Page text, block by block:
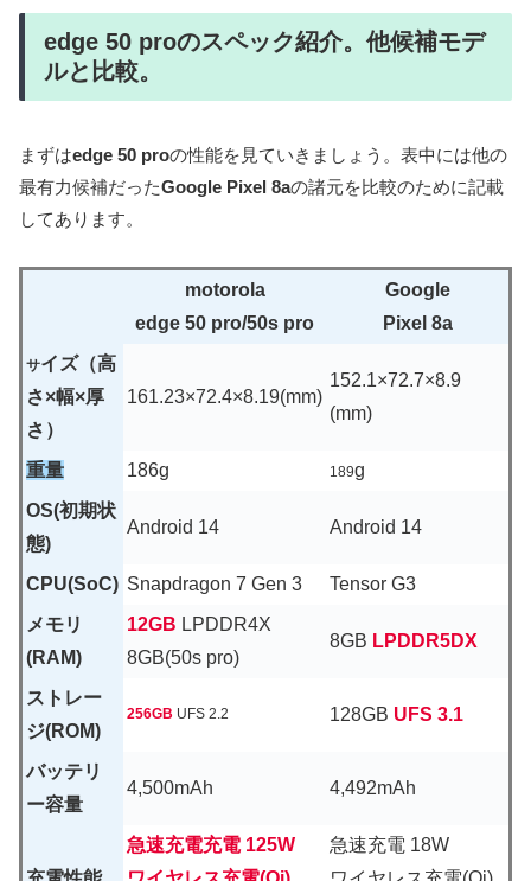
edge 50 proのスペック紹介。他候補モデ
ルと比較。
まずはedge 50 proの性能を見ていきましょう。表中には他の
最有力候補だったGoogle Pixel 8aの諸元を比較のために記載
してあります。
motorola
edge 50 pro/50s pro
Google
Pixel 8a
サイズ（高
さ×幅×厚
さ）
161.23×72.4×8.19(mm)
152.1×72.7×8.9
(mm)
重量 186g 189g
OS(初期状
態)
Android 14 Android 14
CPU(SoC) Snapdragon 7 Gen 3
Tensor G3
メモリ
(RAM)
12GB LPDDR4X
8GB(50s pro)
8GB LPDDR5DX
ストレー
ジ(ROM)
256GB UFS 2.2 128GB UFS 3.1
バッテリ
ー容量
4,500mAh 4,492mAh
急速充電充電 125W
急速充電 18W